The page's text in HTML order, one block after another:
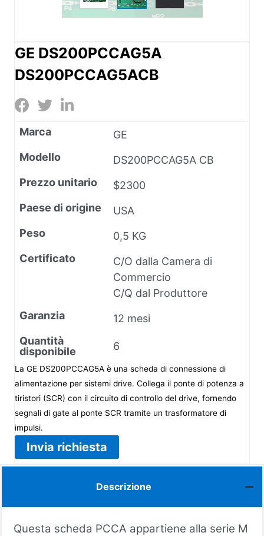
GE DS200PCCAG5A
DS200PCCAG5ACB
Marca
GE
Modello
DS200PCCAG5A CB
Prezzo unitario
$2300
Paese di origine
USA
Peso
0,5 KG
Certificato
C/O dalla Camera di
Commercio
C/Q dal Produttore
Garanzia
12 mesi
Quantità
disponibile
6
La GE DS200PCCAG5A è una scheda di connessione di
alimentazione per sistemi drive. Collega il ponte di potenza a
tiristori (SCR) con il circuito di controllo del drive, fornendo
segnali di gate al ponte SCR tramite un trasformatore di
impulsi.
Invia richiesta
Descrizione
Questa scheda PCCA appartiene alla serie M